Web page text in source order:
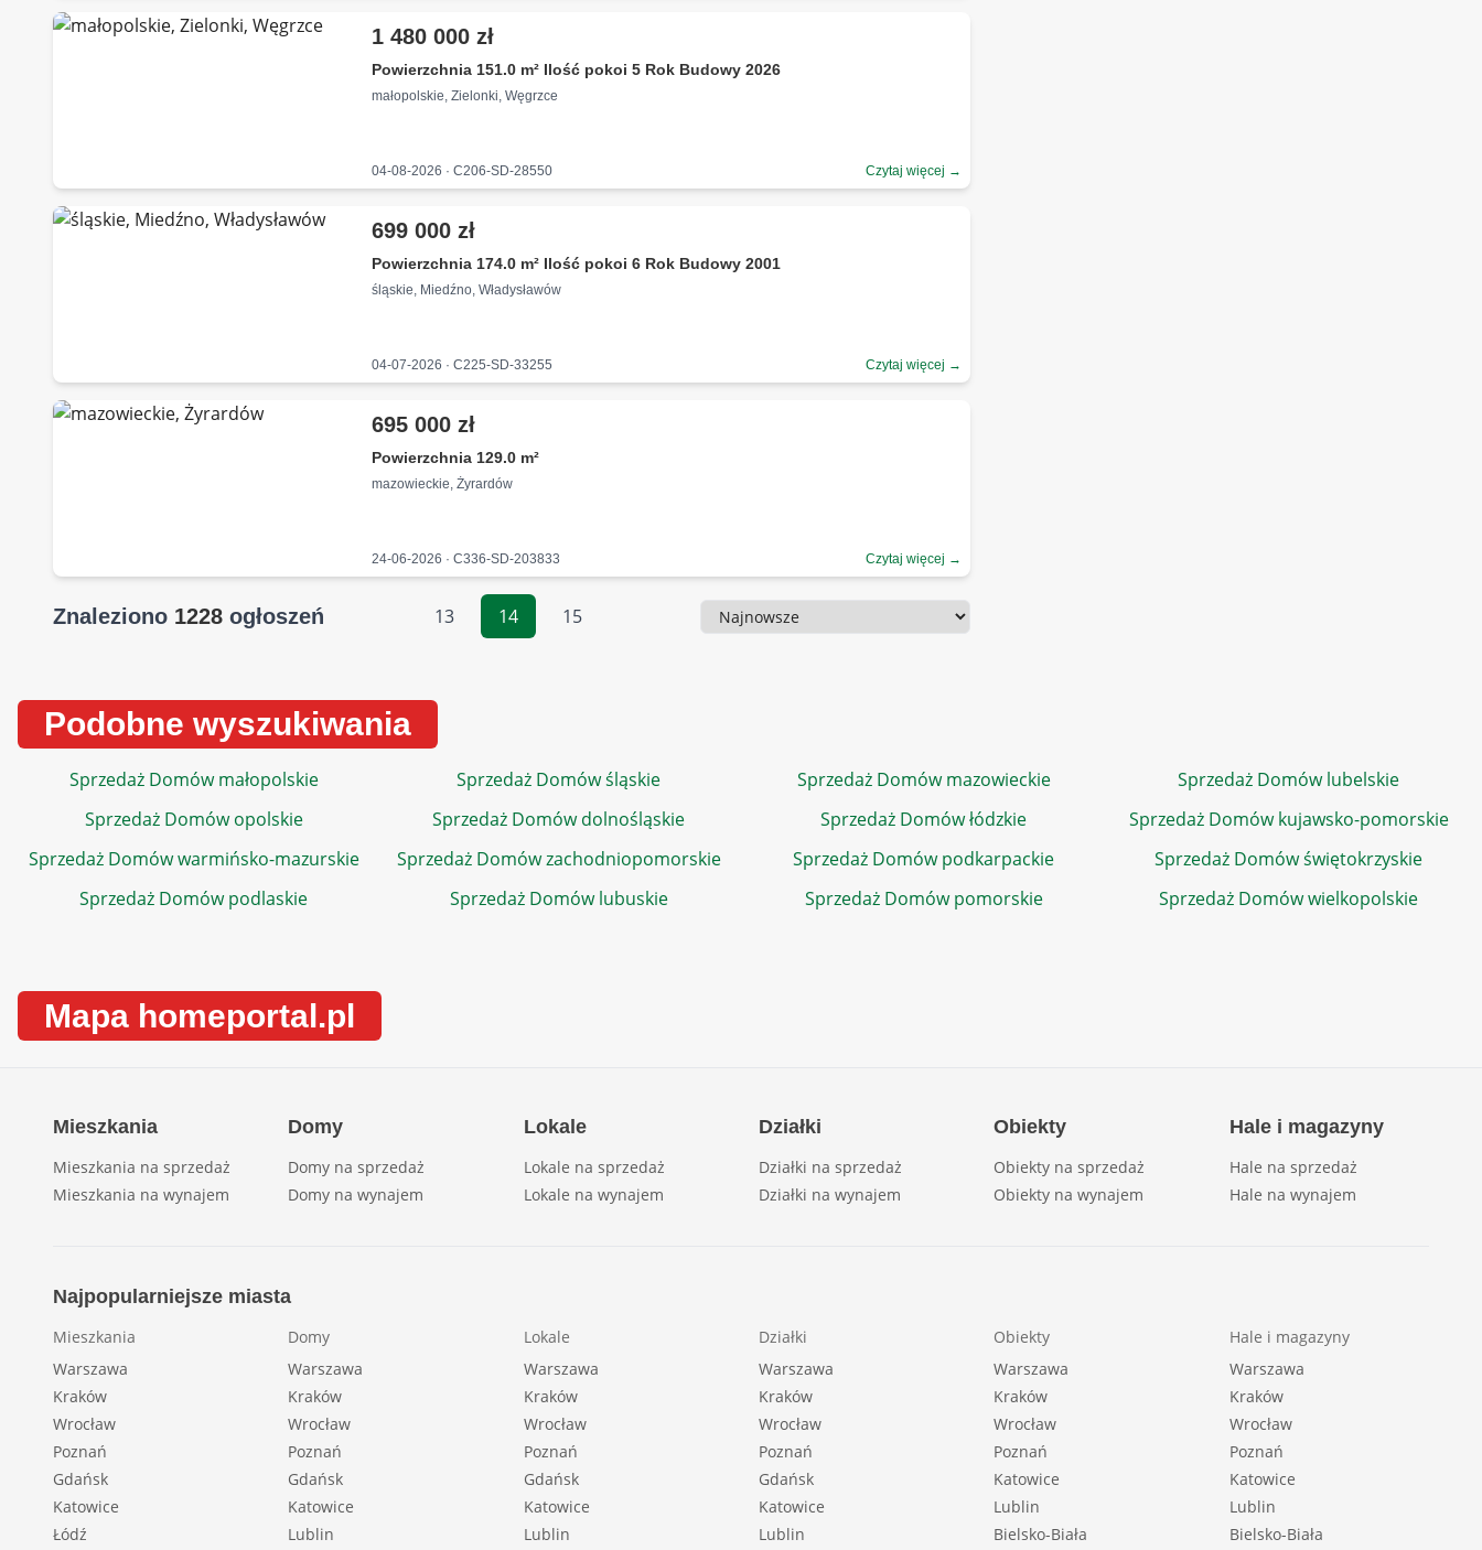
1 480 000 zł
Powierzchnia 151.0 m² Ilość pokoi 5 Rok Budowy 2026
małopolskie, Zielonki, Węgrzce
04-08-2026 · C206-SD-28550 Czytaj więcej →
699 000 zł
Powierzchnia 174.0 m² Ilość pokoi 6 Rok Budowy 2001
śląskie, Miedźno, Władysławów
04-07-2026 · C225-SD-33255 Czytaj więcej →
695 000 zł
Powierzchnia 129.0 m²
mazowieckie, Żyrardów
24-06-2026 · C336-SD-203833 Czytaj więcej →
Znaleziono 1228 ogłoszeń 13 14 15 Sortowanie
Podobne wyszukiwania
Sprzedaż Domów małopolskie Sprzedaż Domów śląskie Sprzedaż Domów mazowieckie
Sprzedaż Domów lubelskie
Sprzedaż Domów opolskie
Sprzedaż Domów dolnośląskie Sprzedaż Domów łódzkie
Sprzedaż Domów kujawsko-pomorskie
Sprzedaż Domów warmińsko-mazurskie
Sprzedaż Domów zachodniopomorskie Sprzedaż Domów podkarpackie
Sprzedaż Domów świętokrzyskie
Sprzedaż Domów podlaskie
Sprzedaż Domów lubuskie Sprzedaż Domów pomorskie Sprzedaż Domów wielkopolskie
Mapa homeportal.pl
Mieszkania
Mieszkania na sprzedaż
Mieszkania na wynajem
Domy
Domy na sprzedaż
Domy na wynajem
Lokale
Lokale na sprzedaż
Lokale na wynajem
Działki
Działki na sprzedaż
Działki na wynajem
Obiekty
Obiekty na sprzedaż
Obiekty na wynajem
Hale i magazyny
Hale na sprzedaż
Hale na wynajem
Najpopularniejsze miasta
Mieszkania
Warszawa
Kraków
Wrocław
Poznań
Gdańsk
Katowice
Łódź
Domy
Warszawa
Kraków
Wrocław
Poznań
Gdańsk
Katowice
Lublin
Lokale
Warszawa
Kraków
Wrocław
Poznań
Gdańsk
Katowice
Lublin
Działki
Warszawa
Kraków
Wrocław
Poznań
Gdańsk
Katowice
Lublin
Obiekty
Warszawa
Kraków
Wrocław
Poznań
Katowice
Lublin
Bielsko-Biała
Hale i magazyny
Warszawa
Kraków
Wrocław
Poznań
Katowice
Lublin
Bielsko-Biała